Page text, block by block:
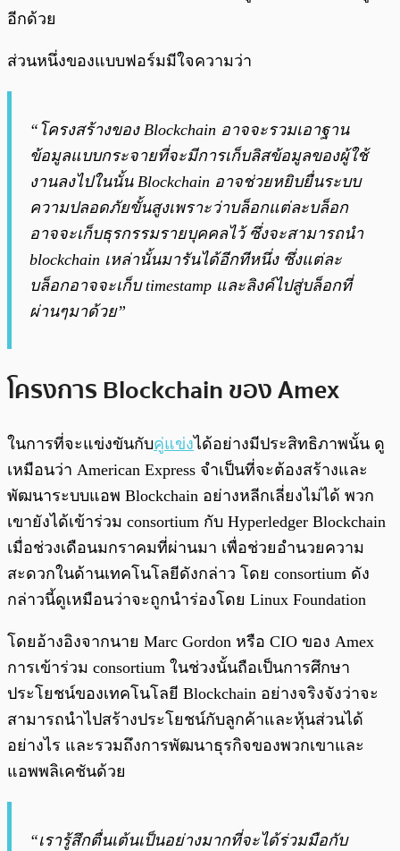
อีกด้วย
ส่วนหนึ่งของแบบฟอร์มมีใจความว่า
“โครงสร้างของ Blockchain อาจจะรวมเอาฐาน
ข้อมูลแบบกระจายที่จะมีการเก็บลิสข้อมูลของผู้ใช้
งานลงไปในนั้น Blockchain อาจช่วยหยิบยื่นระบบ
ความปลอดภัยขั้นสูงเพราะว่าบล็อกแต่ละบล็อก
อาจจะเก็บธุรกรรมรายบุคคลไว้ ซึ่งจะสามารถนำ
blockchain เหล่านั้นมารันได้อีกทีหนึ่ง ซึ่งแต่ละ
บล็อกอาจจะเก็บ timestamp และลิงค์ไปสู่บล็อกที่
ผ่านๆมาด้วย”
โครงการ Blockchain ของ Amex
ในการที่จะแข่งขันกับคู่แข่งได้อย่างมีประสิทธิภาพนั้น ดู
เหมือนว่า American Express จำเป็นที่จะต้องสร้างและ
พัฒนาระบบแอพ Blockchain อย่างหลีกเลี่ยงไม่ได้ พวก
เขายังได้เข้าร่วม consortium กับ Hyperledger Blockchain
เมื่อช่วงเดือนมกราคมที่ผ่านมา เพื่อช่วยอำนวยความ
สะดวกในด้านเทคโนโลยีดังกล่าว โดย consortium ดัง
กล่าวนี้ดูเหมือนว่าจะถูกนำร่องโดย Linux Foundation
โดยอ้างอิงจากนาย Marc Gordon หรือ CIO ของ Amex
การเข้าร่วม consortium ในช่วงนั้นถือเป็นการศึกษา
ประโยชน์ของเทคโนโลยี Blockchain อย่างจริงจังว่าจะ
สามารถนำไปสร้างประโยชน์กับลูกค้าและหุ้นส่วนได้
อย่างไร และรวมถึงการพัฒนาธุรกิจของพวกเขาและ
แอพพลิเคชันด้วย
“เรารู้สึกตื่นเต้นเป็นอย่างมากที่จะได้ร่วมมือกับ